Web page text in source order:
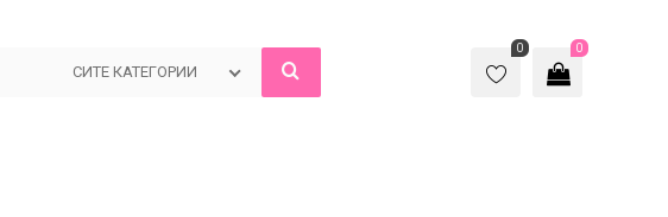
СИТЕ КАТЕГОРИИ
0
0